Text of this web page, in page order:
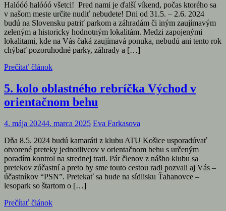
Halóóó halóóó všetci! Pred nami je ďalší víkend, počas ktorého sa
v našom meste určite nudiť nebudete! Dni od 31.5. – 2.6. 2024
budú na Slovensku patriť parkom a záhradám či iným zaujímavým
zeleným a historicky hodnotným lokalitám. Medzi zapojenými
lokalitami, kde na Vás čaká zaujímavá ponuka, nebudú ani tento rok
chýbať pozoruhodné parky, záhrady a […]
Prečítať článok
5. kolo oblastného rebríčka Východ v
orientačnom behu
4. mája 20244. marca 2025 Eva Farkasova
Dňa 8.5. 2024 budú kamaráti z klubu ATU Košice usporadúvať
otvorené preteky jednotlivcov v orientačnom behu s určeným
poradím kontrol na strednej trati. Pár členov z nášho klubu sa
pretekov zúčastní a preto by sme touto cestou radi pozvali aj Vás –
účastníkov “PSN”. Pretekať sa bude na sídlisku Ťahanovce –
lesopark so štartom o […]
Prečítať článok